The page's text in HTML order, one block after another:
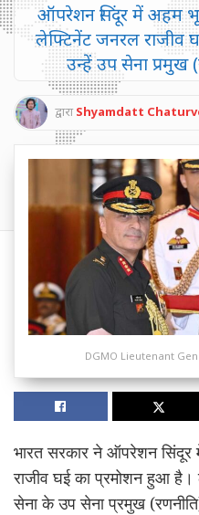
ऑपरेशन सिंदूर में अहम
लेफ्टिनेंट जनरल राजीव
उन्हें उप सेना प्रमुख
द्वारा Shyamdatt
DGMO Lieutenant
भारत सरकार ने ऑपरेशन
राजीव घई का प्रमोशन हुआ
सेना के उप सेना प्रमुख